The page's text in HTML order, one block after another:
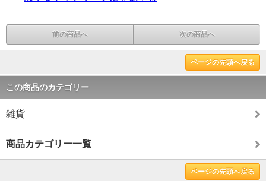
前の商品へ 次の商品へ
ページの先頭へ戻る
この商品のカテゴリー
雑貨
商品カテゴリー一覧
ページの先頭へ戻る